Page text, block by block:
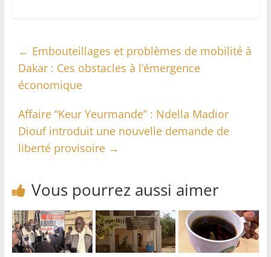
← Embouteillages et problèmes de mobilité à
Dakar : Ces obstacles à l’émergence
économique
Affaire “Keur Yeurmande” : Ndella Madior
Diouf introduit une nouvelle demande de
liberté provisoire →
Vous pourrez aussi aimer